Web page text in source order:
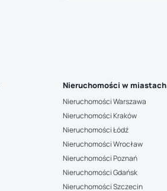
Nieruchomości w miastach
Nieruchomości Warszawa
Nieruchomości Kraków
Nieruchomości Łódź
Nieruchomości Wrocław
Nieruchomości Poznań
Nieruchomości Gdańsk
Nieruchomości Szczecin